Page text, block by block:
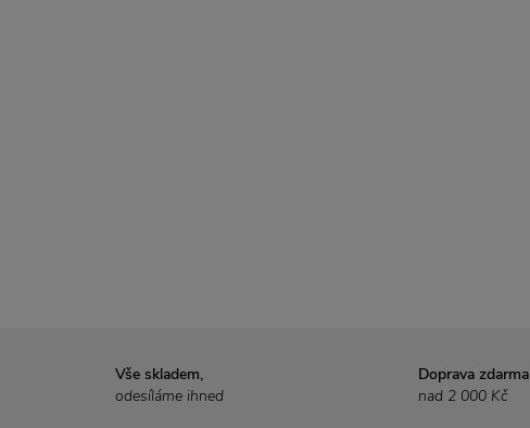
Vše skladem,
odesíláme ihned
Doprava zdarma
nad 2 000 Kč